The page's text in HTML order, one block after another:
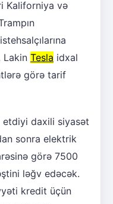
Kaliforniya və
Lakin Tesla idxal
görə tarif
etdiyi daxili siyasət
sonra elektrik
görə 7500
ləğv edəcək.
kredit üçün